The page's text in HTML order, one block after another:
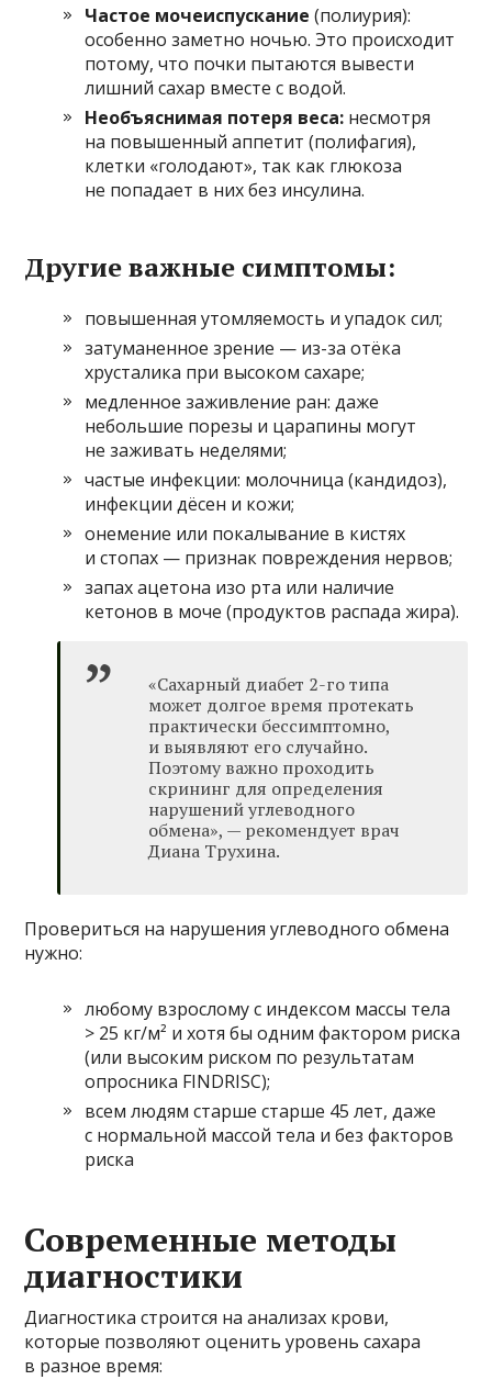
Частое мочеиспускание(полиурия):
особенно заметно ночью. Это происходит
потому, что почки пытаются вывести
лишний сахар вместе с водой.
Необъяснимая потеря веса: несмотря
на повышенный аппетит (полифагия),
клетки «голодают», так как глюкоза
не попадает в них без инсулина.
Другие важные симптомы:
повышенная утомляемость и упадок сил;
затуманенное зрение — из-за отёка
хрусталика при высоком сахаре;
медленное заживление ран: даже
небольшие порезы и царапины могут
не заживать неделями;
частые инфекции: молочница (кандидоз),
инфекции дёсен и кожи;
онемение или покалывание в кистях
и стопах — признак повреждения нервов;
запах ацетона изо рта или наличие
кетонов в моче (продуктов распада жира).
«Сахарный диабет 2-го типа
может долгое время протекать
практически бессимптомно,
и выявляют его случайно.
Поэтому важно проходить
скрининг для определения
нарушений углеводного
обмена», — рекомендует врач
Диана Трухина.
Провериться на нарушения углеводного обмена
нужно:
любому взрослому с индексом массы тела
> 25 кг/м² и хотя бы одним фактором риска
(или высоким риском по результатам
опросника FINDRISC);
всем людям старше старше 45 лет, даже
с нормальной массой тела и без факторов
риска
Современные методы
диагностики
Диагностика строится на анализах крови,
которые позволяют оценить уровень сахара
в разное время: